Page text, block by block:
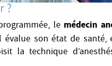
?
le médecin
évalue son état de santé,
la technique